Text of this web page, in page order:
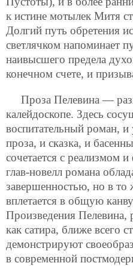
к истине мотылек Митя
Долгий путь обретения
светлячком напоминает
наивысшего предела
конечном счете, и
Проза Пелевина —
калейдоскопе. Здесь
воспитательный роман, и
проза, и сказка, и
сочетается с реализмом
глав-новелл романа
завершенностью, но в то
вплетается в общую
Произведения Пелевина,
как сатира, ближе всего
демонстрируют
в современной